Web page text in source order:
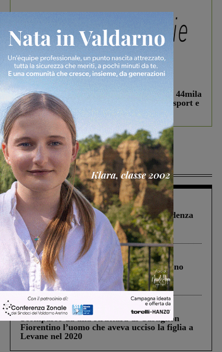
In vetrina 3 Agosto 2026
Estra Notizie agosto: Smart Cities, oltre 44mila
studenti coinvolti, torna il bando per lo sport e
debutta il podcast Estrair
Più lette
Figline Incisa Valdarno 1 Agosto 2026
Piscina di Figline finanziata oltre la scadenza
Pnrr, il gruppo di Fratelli d’Italia: “Un
ringraziamento al Governo”
Cronaca 4 Agosto 2026
Un anno fa la strage in A1 in cui morirono
Gianni, Giulia e Franco. Lo schianto, il
processo, lo stop ai sorpassi fra tir....
Cronaca 3 Agosto 2026
Scomparso da una struttura di Castiglion
Fiorentino l’uomo che aveva ucciso la figlia a
Levane nel 2020